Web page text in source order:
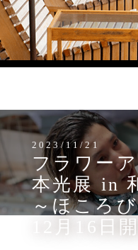
2023/11/21
フラワー
本光展 in
～ほころ
12月16日